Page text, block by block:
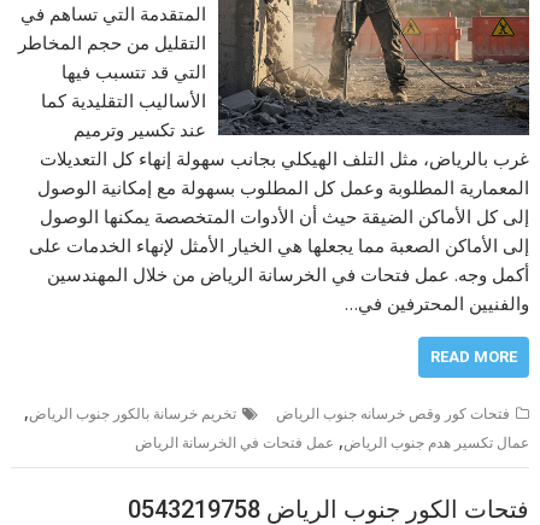
المتقدمة التي تساهم في
التقليل من حجم المخاطر
التي قد تتسبب فيها
الأساليب التقليدية كما
عند تكسير وترميم
غرب بالرياض، مثل التلف الهيكلي بجانب سهولة إنهاء كل التعديلات
المعمارية المطلوبة وعمل كل المطلوب بسهولة مع إمكانية الوصول
إلى كل الأماكن الضيقة حيث أن الأدوات المتخصصة يمكنها الوصول
إلى الأماكن الصعبة مما يجعلها هي الخيار الأمثل لإنهاء الخدمات على
أكمل وجه. عمل فتحات في الخرسانة الرياض من خلال المهندسين
والفنيين المحترفين في…
READ MORE
فتحات كور وقص خرسانه جنوب الرياض تخريم خرسانة بالكور جنوب الرياض,
عمال تكسير هدم جنوب الرياض, عمل فتحات في الخرسانة الرياض
فتحات الكور جنوب الرياض 0543219758